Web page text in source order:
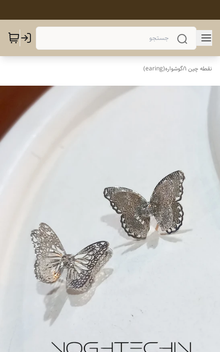
نقطه چین 1 /گوشواره(earing)